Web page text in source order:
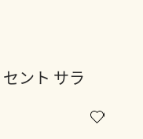
ント サラ